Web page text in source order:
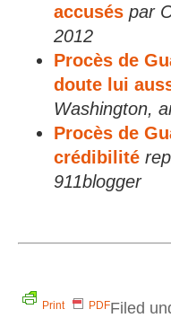
accusés par
2012
Procès de
doute lui
Washington,
Procès de
crédibilité
911blogger
Print PDFFiled